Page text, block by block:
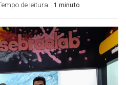
de leitura: 1 minuto